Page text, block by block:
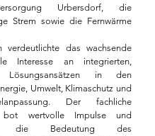
Urbersdorf, die
Strem sowie die Fernwärme
verdeutlichte das wachsende
Interesse an integrierten,
Lösungsansätzen in den
Umwelt, Klimaschutz und
Der fachliche
bot wertvolle Impulse und
die Bedeutung des